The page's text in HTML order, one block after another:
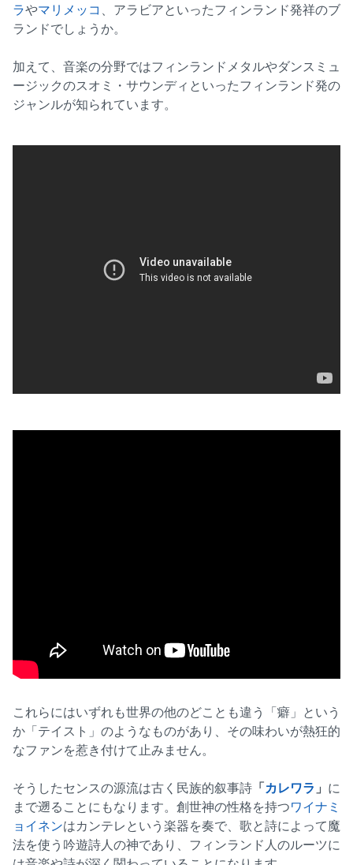
ラやマリメッコ 、アラビアといったフィンランド発祥のブ
ランドでしょうか。
加えて、音楽の分野ではフィンランドメタルやダンスミュ
ージックのスオミ・サウンディといったフィンランド発の
ジャンルが知られています。
これらにはいずれも世界の他のどことも違う「癖」という
か「テイスト」のようなものがあり、その味わいが熱狂的
なファンを惹き付けて止みません。
そうしたセンスの源流は古く民族的叙事詩 「カレワラ 」 に
まで遡ることにもなります。創世神の性格を持つワイナミ
ョイネンはカンテレという楽器を奏で、歌と詩によって魔
法を使う吟遊詩人の神であり、フィンランド人のルーツに